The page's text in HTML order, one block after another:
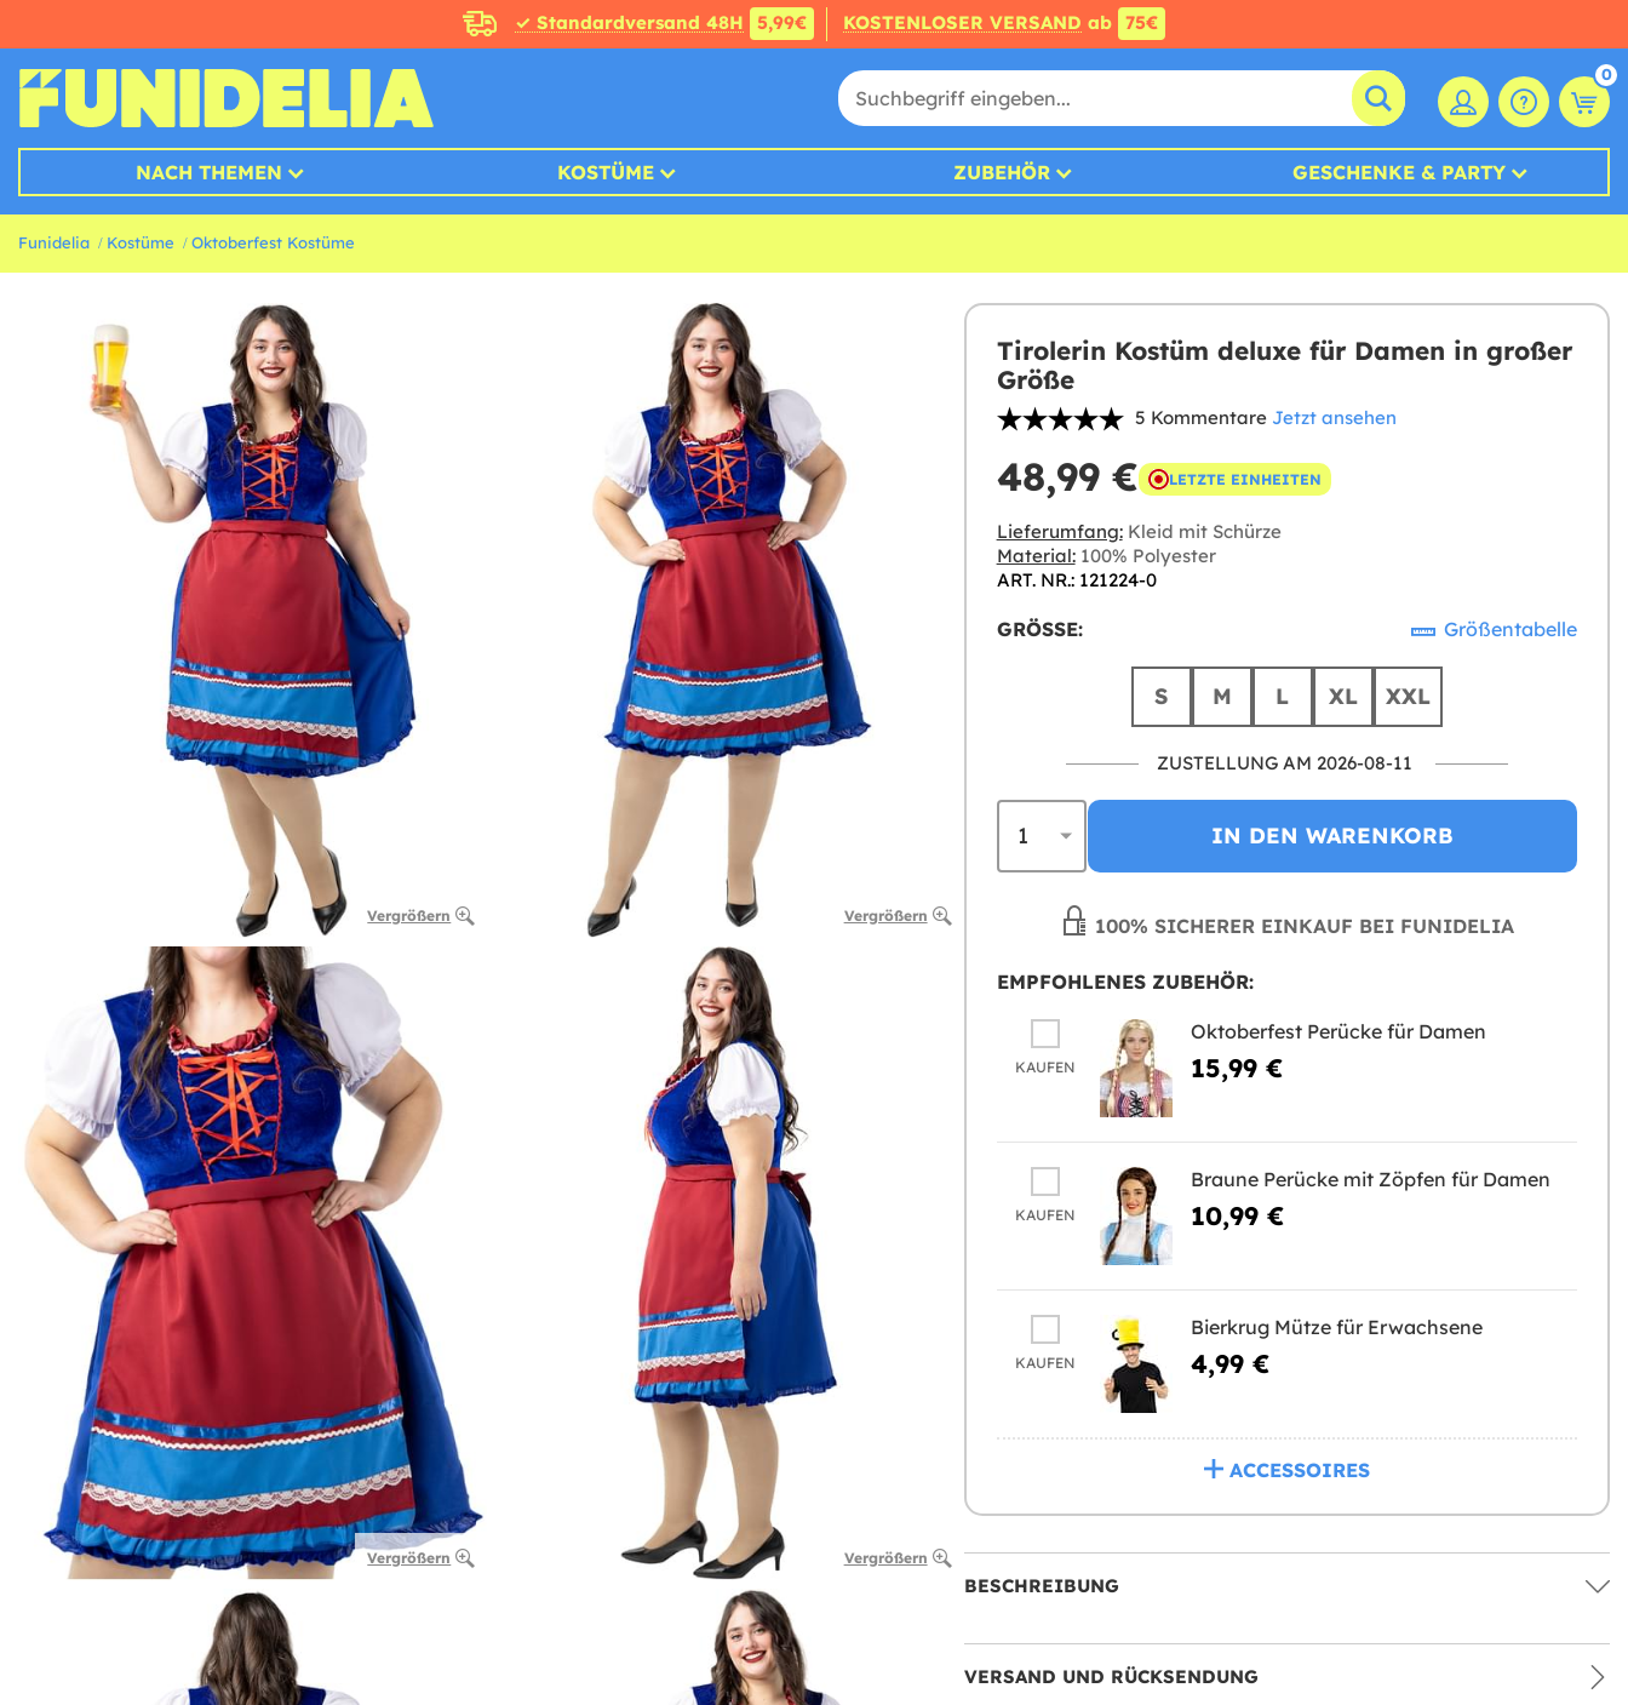
✓ Standardversand 48H 5,99€ KOSTENLOSER VERSAND ab 75€
0
NACH THEMEN KOSTÜME ZUBEHÖR GESCHENKE & PARTY
Funidelia Kostüme Oktoberfest Kostüme
Vergrößern Vergrößern
Vergrößern Vergrößern
Tirolerin Kostüm deluxe für Damen in großer
Größe
5 Kommentare Jetzt ansehen
48,99 € LETZTE EINHEITEN
Lieferumfang:Kleid mit Schürze
Material:100% Polyester
ART. NR.: 121224-0
GRÖSSE: Größentabelle
S M L XL XXL
ZUSTELLUNG AM 2026-08-11
IN DEN WARENKORB
100% SICHERER EINKAUF BEI FUNIDELIA
EMPFOHLENES ZUBEHÖR:
KAUFEN
Oktoberfest Perücke für Damen
15,99 €
KAUFEN
Braune Perücke mit Zöpfen für Damen
10,99 €
KAUFEN
Bierkrug Mütze für Erwachsene
4,99 €
ACCESSOIRES
BESCHREIBUNG
VERSAND UND RÜCKSENDUNG